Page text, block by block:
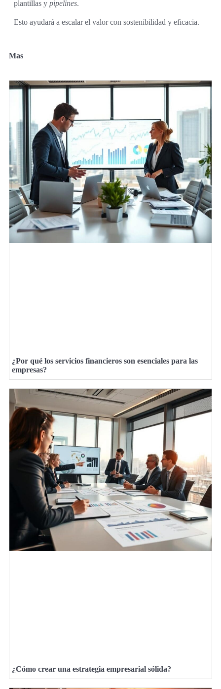
plantillas y pipelines.
Esto ayudará a escalar el valor con sostenibilidad y eficacia.
Mas
¿Por qué los servicios financieros son esenciales para las
empresas?
¿Cómo crear una estrategia empresarial sólida?